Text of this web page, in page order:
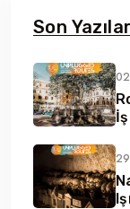
Son Yazılar